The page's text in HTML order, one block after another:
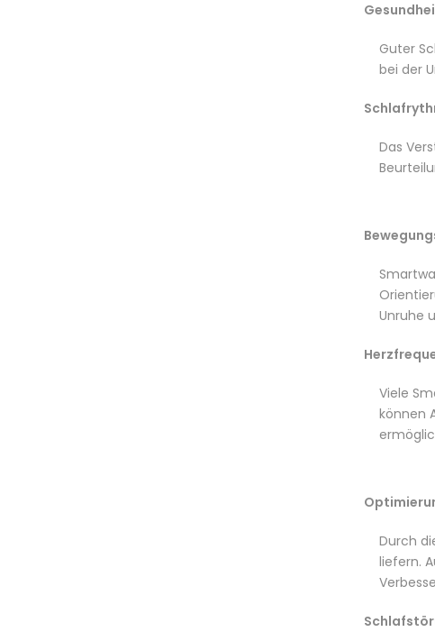
Guter
bei der
Das
Unruhe
Viele
können
Durch
liefern.